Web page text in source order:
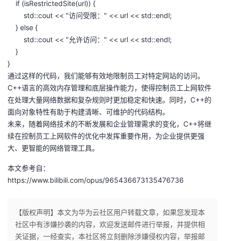
if (isRestrictedSite(url)) {
std::cout << "访问受限：" << url << std::endl;
} else {
std::cout << "允许访问：" << url << std::endl;
}
}
通过这样的代码，我们能够有效地限制员工对特定网站的访问。
C++语言的高效内存管理和底层操作能力，使得控制员工上网软件
在处理大量网络数据和复杂规则时更加稳定和快速。同时，C++的
面向对象特性有助于构建清晰、可维护的代码结构。
未来，随着网络技术的不断发展和企业管理需求的变化，C++将继
续在控制员工上网软件的优化中发挥重要作用，为企业提供更强
大、更智能的网络管理工具。
本文参考自：
https://www.bilibili.com/opus/965436673135476736
【版权声明】本文为华为云社区用户转载文章，如果您发现本
社区中有涉嫌抄袭的内容，欢迎发送邮件进行举报，并提供相
关证据，一经查实，本社区将立刻删除涉嫌侵权内容，举报邮